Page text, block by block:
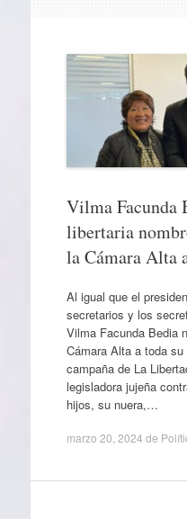
Vilma Facunda
libertaria
la Cámara Alta
Al igual que el
secretarios y los
Vilma Facunda Bedia
Cámara Alta a toda
campaña de La
legisladora jujeña
hijos, su nuera,…
marzo 20, 2024 de